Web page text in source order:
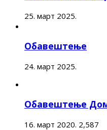
25. март 2025.
Обавештење
24. март 2025.
Обавештење
16. март 2020. 2,587